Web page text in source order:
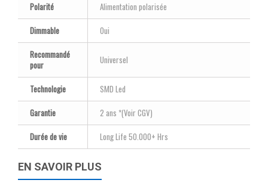
Polarité
Alimentation polarisée
Dimmable
Oui
Recommandé
pour
Universel
Technologie
SMD Led
Garantie
2 ans *(Voir CGV)
Durée de vie
Long Life 50.000+ Hrs
EN SAVOIR PLUS